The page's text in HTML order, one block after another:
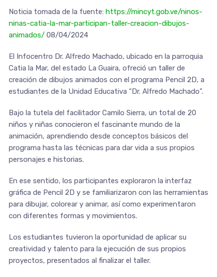
Noticia tomada de la fuente: https://mincyt.gob.ve/ninos-
ninas-catia-la-mar-participan-taller-creacion-dibujos-
animados/08/04/2024
El Infocentro Dr. Alfredo Machado, ubicado en la parroquia
Catia la Mar, del estado La Guaira, ofreció un taller de
creación de dibujos animados con el programa Pencil 2D, a
estudiantes de la Unidad Educativa “Dr. Alfredo Machado”.
Bajo la tutela del facilitador Camilo Sierra, un total de 20
niños y niñas conocieron el fascinante mundo de la
animación, aprendiendo desde conceptos básicos del
programa hasta las técnicas para dar vida a sus propios
personajes e historias.
En ese sentido, los participantes exploraron la interfaz
gráfica de Pencil 2D y se familiarizaron con las herramientas
para dibujar, colorear y animar, así como experimentaron
con diferentes formas y movimientos.
Los estudiantes tuvieron la oportunidad de aplicar su
creatividad y talento para la ejecución de sus propios
proyectos, presentados al finalizar el taller.